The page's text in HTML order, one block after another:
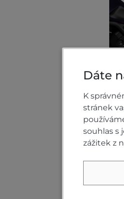
Dáte
K
stránek
souhlas s
zážitek z